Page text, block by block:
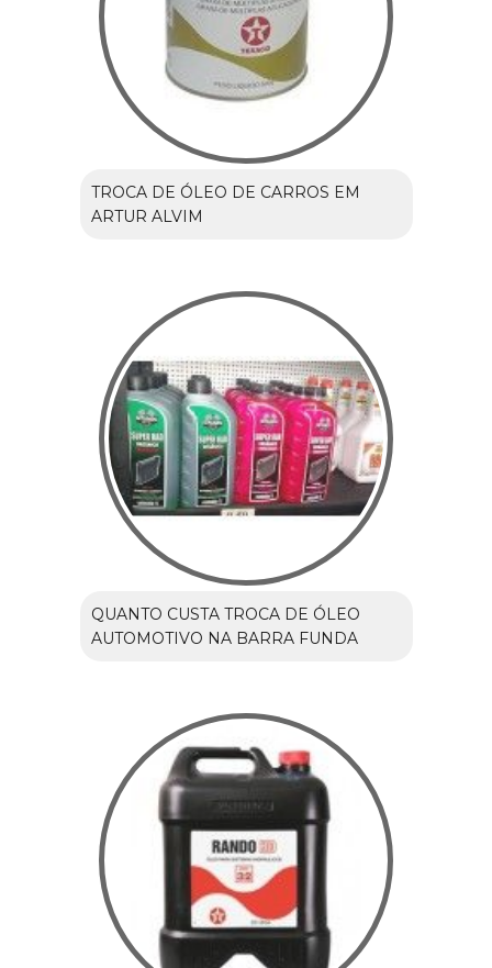
TROCA DE ÓLEO DE CARROS EM
ARTUR ALVIM
QUANTO CUSTA TROCA DE ÓLEO
AUTOMOTIVO NA BARRA FUNDA